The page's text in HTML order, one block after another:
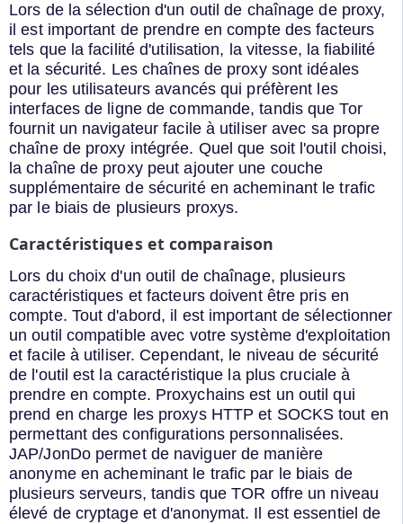
Lors de la sélection d'un outil de chaînage de proxy,
il est important de prendre en compte des facteurs
tels que la facilité d'utilisation, la vitesse, la fiabilité
et la sécurité. Les chaînes de proxy sont idéales
pour les utilisateurs avancés qui préfèrent les
interfaces de ligne de commande, tandis que Tor
fournit un navigateur facile à utiliser avec sa propre
chaîne de proxy intégrée. Quel que soit l'outil choisi,
la chaîne de proxy peut ajouter une couche
supplémentaire de sécurité en acheminant le trafic
par le biais de plusieurs proxys.
Caractéristiques et comparaison
Lors du choix d'un outil de chaînage, plusieurs
caractéristiques et facteurs doivent être pris en
compte. Tout d'abord, il est important de sélectionner
un outil compatible avec votre système d'exploitation
et facile à utiliser. Cependant, le niveau de sécurité
de l'outil est la caractéristique la plus cruciale à
prendre en compte. Proxychains est un outil qui
prend en charge les proxys HTTP et SOCKS tout en
permettant des configurations personnalisées.
JAP/JonDo permet de naviguer de manière
anonyme en acheminant le trafic par le biais de
plusieurs serveurs, tandis que TOR offre un niveau
élevé de cryptage et d'anonymat. Il est essentiel de